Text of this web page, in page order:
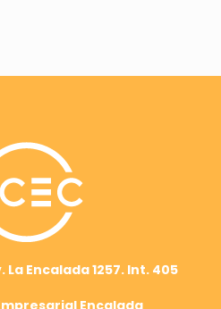
1257. Int. 405
Encalada